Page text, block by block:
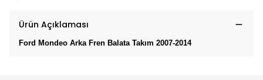
Ürün Açıklaması
Ford Mondeo Arka Fren Balata Takım 2007-2014